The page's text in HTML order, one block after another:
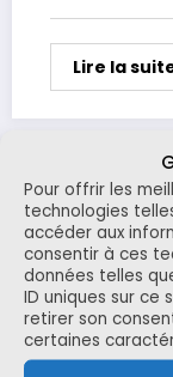
Pour offrir les
technologies
accéder aux
consentir à ces
données telles
ID uniques sur ce
retirer son
certaines
Lire la
Groupe
Le but de cette
s, rigolotes ou
Lire la